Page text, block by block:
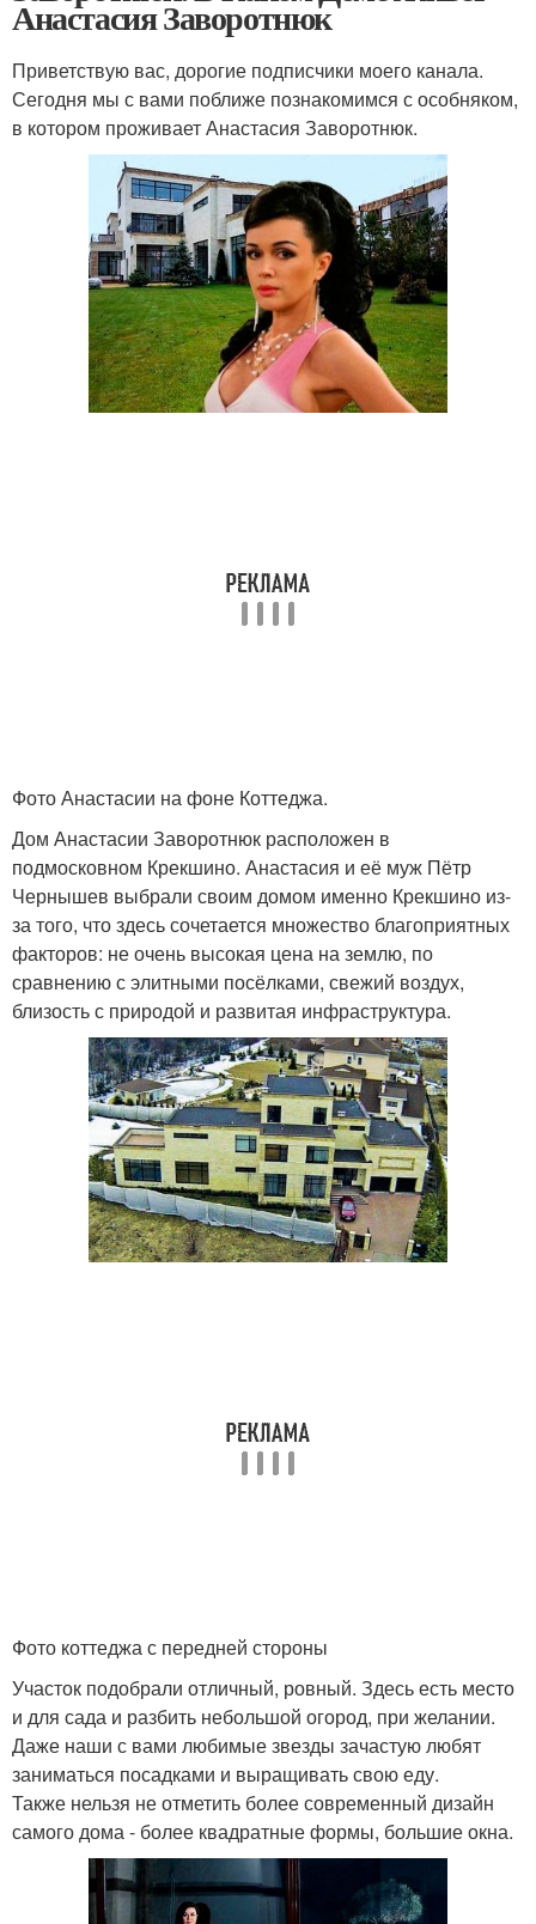
Анастасия Заворотнюк
Приветствую вас, дорогие подписчики моего канала.
Сегодня мы с вами поближе познакомимся с особняком,
в котором проживает Анастасия Заворотнюк.
Фото Анастасии на фоне Коттеджа.
Дом Анастасии Заворотнюк расположен в
подмосковном Крекшино. Анастасия и её муж Пётр
Чернышев выбрали своим домом именно Крекшино из-
за того, что здесь сочетается множество благоприятных
факторов: не очень высокая цена на землю, по
сравнению с элитными посёлками, свежий воздух,
близость с природой и развитая инфраструктура.
Фото коттеджа с передней стороны
Участок подобрали отличный, ровный. Здесь есть место
и для сада и разбить небольшой огород, при желании.
Даже наши с вами любимые звезды зачастую любят
заниматься посадками и выращивать свою еду.
Также нельзя не отметить более современный дизайн
самого дома - более квадратные формы, большие окна.